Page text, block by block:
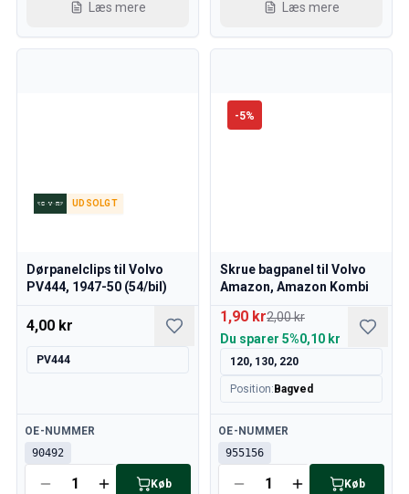
Kølesystem
Gasregulering
Månedens kampagne
Læs mere Læs mere
UDSOLGT
Dørpanelclips til Volvo
PV444, 1947-50 (54/bil)
4,00 kr
PV444
Tilgængelig
OE-NUMMER
90492
Køb
-5%
Skrue bagpanel til Volvo
Amazon, Amazon Kombi
1,90 kr2,00 kr
Du sparer 5%0,10 kr
120, 130, 220
Position: Bagved
Tilgængelig
OE-NUMMER
955156
Køb